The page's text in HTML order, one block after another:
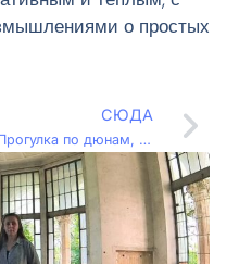
о простых
СЮДА
Прогулка по дюнам, ванны из лавы и штормовой ветер на Кипре (Влог – 074)